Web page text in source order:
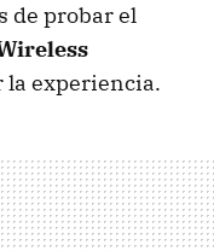
de probar el
experiencia.